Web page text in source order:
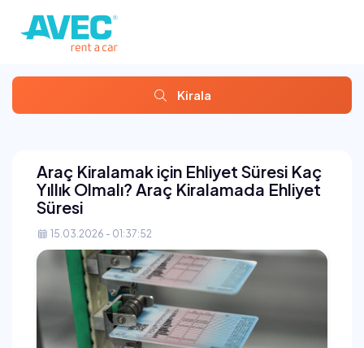
Kirala
Araç Kiralamak için Ehliyet Süresi Kaç
Yıllık Olmalı? Araç Kiralamada Ehliyet
Süresi
15.03.2026 - 01:37:52